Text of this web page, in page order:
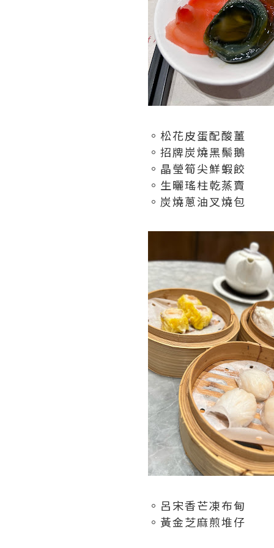
。松花皮蛋配酸薑
。招牌炭燒黑鬃鵝
。晶瑩筍尖鮮蝦餃
。生曬瑤柱乾蒸賣
。炭燒蔥油叉燒包
。呂宋香芒凍布甸
。黃金芝麻煎堆仔